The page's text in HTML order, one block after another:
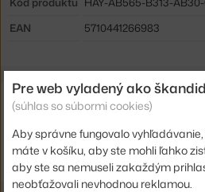
EAN
5710441266983
Súvisiace produkty
ÉLÉMENTAIRE, CREAM WHITE
HAY
139,00 €
Pre web vyladený ako
(súhlas so súbormi cookies)
Aby správne fungovalo
máte v košíku, aby ste mohli ľahko
aby ste sa nemuseli zakaždým
neobťažovali nevhodnou reklamou.